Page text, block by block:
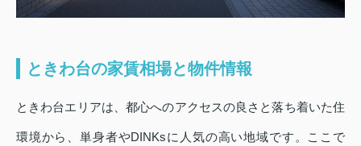
ときわ台の家賃相場と物件情報
ときわ台エリアは、都心へのアクセスの良さと落ち着いた住
環境から、単身者やDINKsに人気の高い地域です。ここで